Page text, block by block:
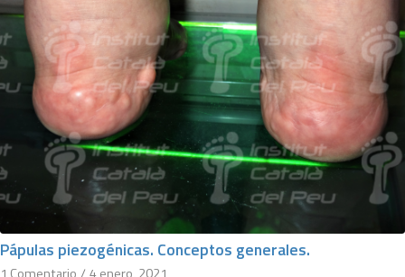
Pápulas piezogénicas. Conceptos generales.